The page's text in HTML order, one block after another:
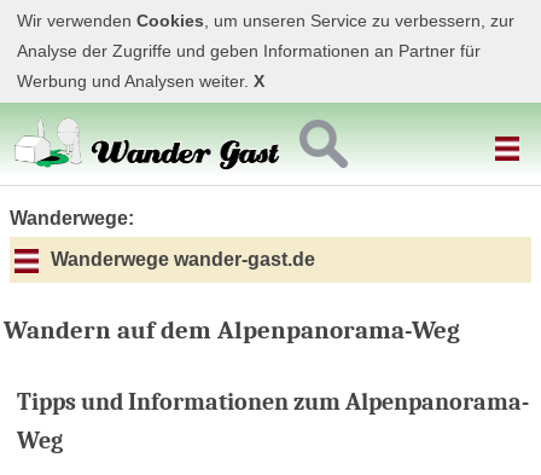
Wir verwenden Cookies , um unseren Service zu verbessern, zur
Analyse der Zugriffe und geben Informationen an Partner für
Werbung und Analysen weiter. X
Wanderwege:
Wanderwege wander-gast.de
Wandern auf dem Alpenpanorama-Weg
Tipps und Informationen zum Alpenpanorama-
Weg